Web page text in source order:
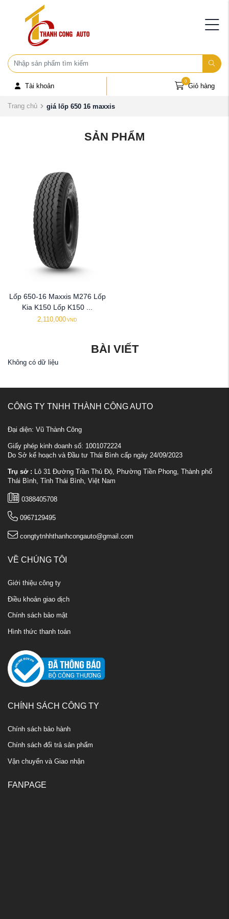
Tài khoản Giỏ hàng
0
Trang chủ giá lốp 650 16 maxxis
SẢN PHẨM
Lốp 650-16 Maxxis M276 Lốp
Kia K150 Lốp K150 ...
2,110,000 VND
BÀI VIẾT
Không có dữ liệu
CÔNG TY TNHH THÀNH CÔNG AUTO
Đại diện: Vũ Thành Công
Giấy phép kinh doanh số: 1001072224
Do Sở kế hoạch và Đầu tư Thái Bình cấp ngày 24/09/2023
Trụ sở : Lô 31 Đường Trần Thủ Độ, Phường Tiền Phong, Thành phố
Thái Bình, Tỉnh Thái Bình, Việt Nam
0388405708
0967129495
congtytnhhthanhcongauto@gmail.com
VỀ CHÚNG TÔI
Giới thiệu công ty
Điều khoản giao dịch
Chính sách bảo mật
Hình thức thanh toán
CHÍNH SÁCH CÔNG TY
Chính sách bảo hành
Chính sách đổi trả sản phẩm
Vận chuyển và Giao nhận
FANPAGE